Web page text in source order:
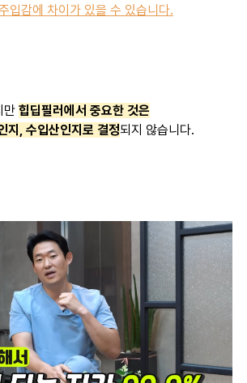
입감에 차이가 있을 수 있습니다.
만 힙딥필러에서 중요한 것은
지, 수입산인지로 결정되지 않습니다.